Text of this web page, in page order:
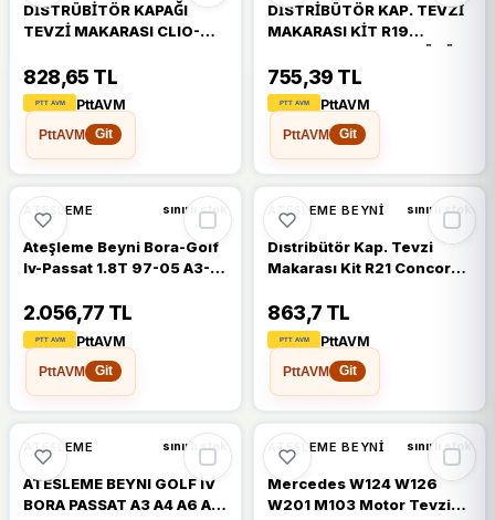
DİSTRÜBİTÖR KAPAĞI
TEVZİ MAKARASI CLIO-
828,65 TL
PttAVM
PttAVM
Git
DİSTRİBÜTÖR KAP. TEVZİ
MAKARASI KİT R19
EUROPA 1.4 E7J ORJ.ÜRÜN
755,39 TL
PttAVM
PttAVM
Git
ATEŞLEME sınırlı stok
Ateşleme Beyni Bora-Golf
Iv-Passat 1.8T 97-05 A3-
Quattro
2.056,77 TL
PttAVM
PttAVM
Git
ATEŞLEME BEYNI sınırlı stok
Distribütör Kap. Tevzi
Makarası Kit R21 Concorde
97 Orj.ürün
863,7 TL
PttAVM
PttAVM
Git
ATEŞLEME sınırlı stok
ATESLEME BEYNI GOLF IV
BORA PASSAT A3 A4 A6 A8
ATEŞLEME BEYNI sınırlı stok
Mercedes W124 W126
W201 M103 Motor Tevzi